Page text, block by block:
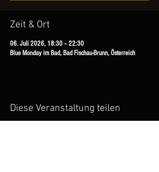
Zeit & Ort
06. Juli 2026, 18:30 – 22:30
Blue Monday im Bad, Bad Fischau-Brunn, Österreich
Diese Veranstaltung teilen